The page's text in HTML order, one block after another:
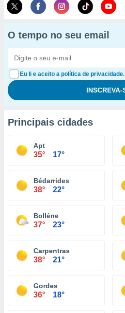
O tempo no seu email
Eu li e aceito a política de privacidade.
Principais cidades
Apt
35° 17°
Bédarrides
38° 22°
Bollène
37° 23°
Carpentras
38° 21°
Gordes
36° 18°